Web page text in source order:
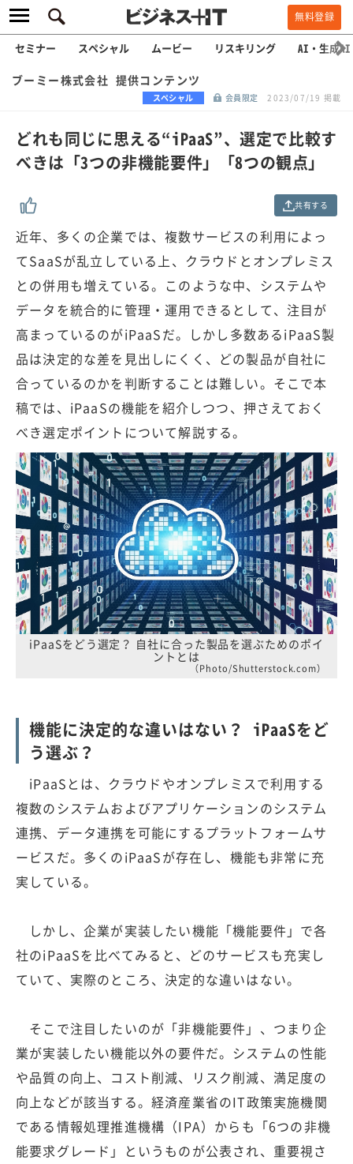
無料登録
セミナー スペシャル ムービー リスキリング AI・生成AI
ブーミー株式会社 提供コンテンツ
スペシャル 会員限定 2023/07/19 掲載
どれも同じに思える“iPaaS”、選定で比較す
べきは「3つの非機能要件」「8つの観点」
共有する
近年、多くの企業では、複数サービスの利用によっ
てSaaSが乱立している上、クラウドとオンプレミス
との併用も増えている。このような中、システムや
データを統合的に管理・運用できるとして、注目が
高まっているのがiPaaSだ。しかし多数あるiPaaS製
品は決定的な差を見出しにくく、どの製品が自社に
合っているのかを判断することは難しい。そこで本
稿では、iPaaSの機能を紹介しつつ、押さえておく
べき選定ポイントについて解説する。
iPaaSをどう選定？ 自社に合った製品を選ぶためのポイ
ントとは
（Photo/Shutterstock.com）
機能に決定的な違いはない？ iPaaSをど
う選ぶ？
iPaaSとは、クラウドやオンプレミスで利用する
複数のシステムおよびアプリケーションのシステム
連携、データ連携を可能にするプラットフォームサ
ービスだ。多くのiPaaSが存在し、機能も非常に充
実している。
しかし、企業が実装したい機能「機能要件」で各
社のiPaaSを比べてみると、どのサービスも充実し
ていて、実際のところ、決定的な違いはない。
そこで注目したいのが「非機能要件」、つまり企
業が実装したい機能以外の要件だ。システムの性能
や品質の向上、コスト削減、リスク削減、満足度の
向上などが該当する。経済産業省のIT政策実施機関
である情報処理推進機構（IPA）からも「6つの非機
能要求グレード」というものが公表され、重要視さ